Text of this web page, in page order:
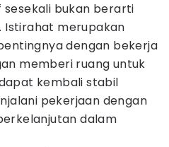
bukan berarti
Istirahat merupakan
dengan bekerja
memberi ruang untuk
kembali stabil
pekerjaan dengan
dalam